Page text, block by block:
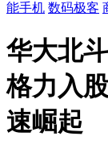
能手机 数码极客
华大北
格力入
速崛起